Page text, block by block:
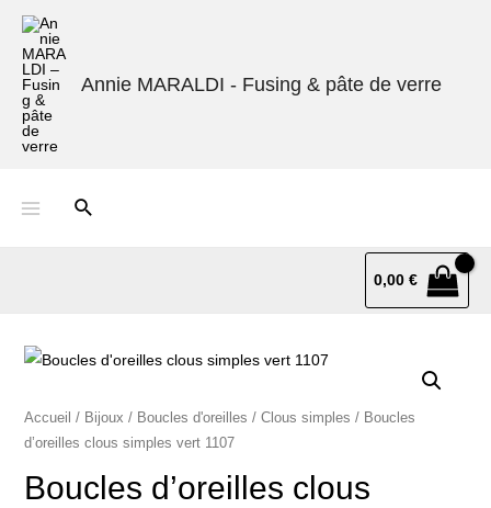
Annie MARALDI - Fusing & pâte de verre
0,00€
Accueil / Bijoux / Boucles d'oreilles / Clous simples / Boucles
d’oreilles clous simples vert 1107
Boucles d’oreilles clous